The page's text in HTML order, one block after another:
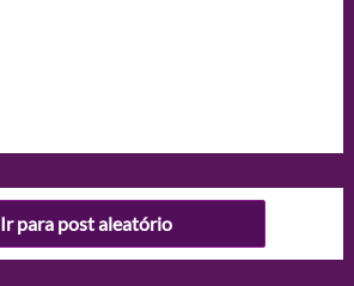
Ir para post aleatório